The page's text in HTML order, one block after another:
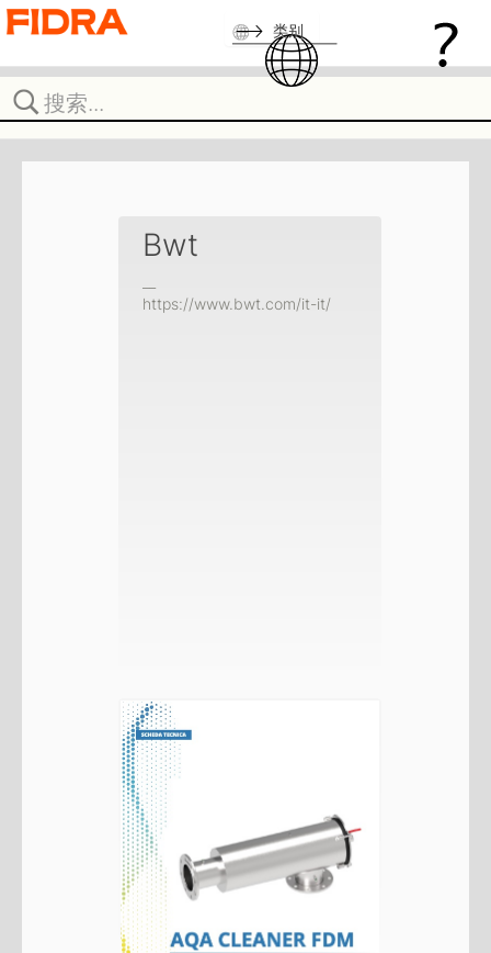
类别
Bwt
https://www.bwt.com/it-it/